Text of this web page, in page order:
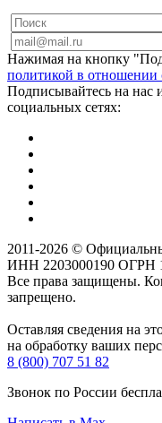
Нажимая на кнопку
политикой в отношении
Подписывайтесь на нас
социальных сетях:
2011-2026 ©
ИНН 2203000190 ОГРН
Все права защищены.
запрещено.
Оставляя сведения на
на обработку ваших
8 (800) 707 51 82
Звонок по России